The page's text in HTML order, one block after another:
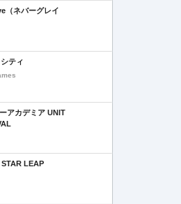
（ネバーグレイ
ティ
アカデミア UNIT
LEAP